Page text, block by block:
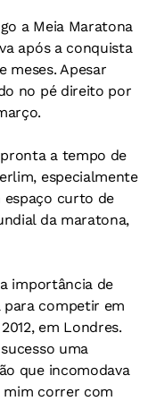
a Meia Maratona
após a conquista
meses. Apesar
no pé direito por
a tempo de
especialmente
curto de
da maratona,
importância de
competir em
em Londres.
uma
que incomodava
mim correr com